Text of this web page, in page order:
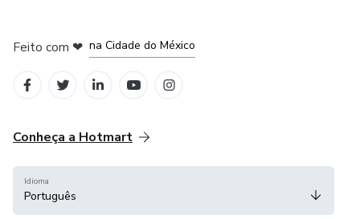
Feito com ❤ na Cidade do México
Conheça a Hotmart
Idioma
Português